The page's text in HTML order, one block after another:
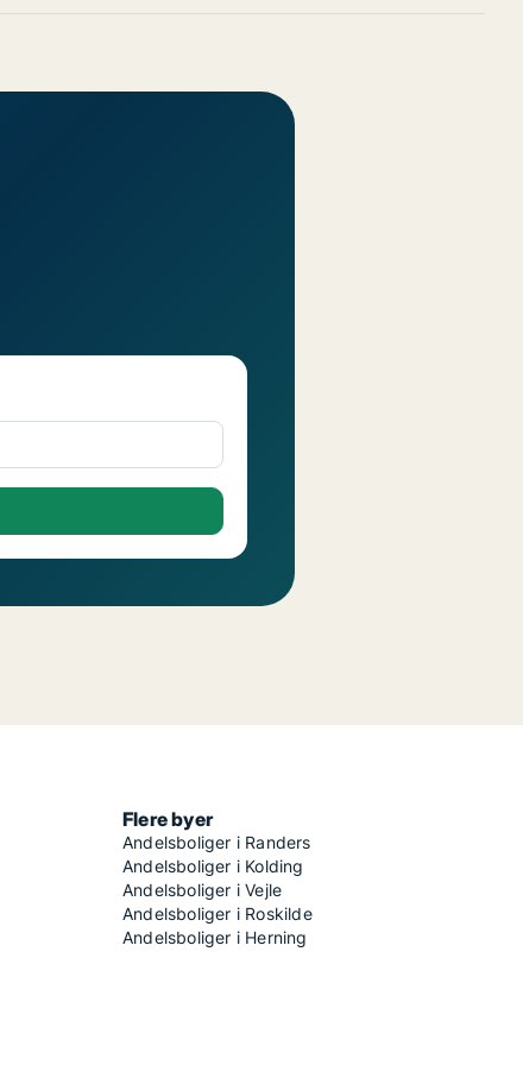
Flere byer
Andelsboliger i Randers
Andelsboliger i Kolding
Andelsboliger i Vejle
Andelsboliger i Roskilde
Andelsboliger i Herning